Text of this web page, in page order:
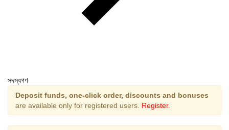
সদস্যগণ
Deposit funds, one-click order, discounts and bonuses
are available only for registered users. Register.